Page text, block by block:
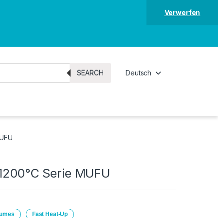
Verwerfen
SEARCH Deutsch
Serie MUFU
Fast Heat‑Up